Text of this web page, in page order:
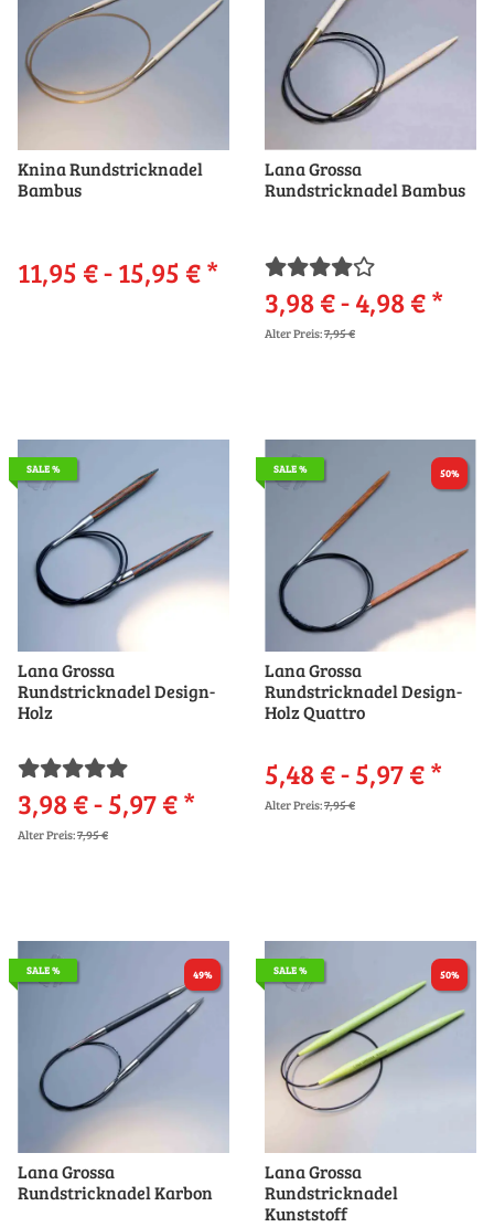
Knina Rundstricknadel
Bambus
11,95 € -15,95 €*
Lana Grossa
Rundstricknadel Bambus
3,98 € -4,98 €*
Alter Preis:7,95 €
SALE %
Lana Grossa
Rundstricknadel Design-
Holz
3,98 € -5,97 €*
Alter Preis:7,95 €
50%
SALE %
Lana Grossa
Rundstricknadel Design-
Holz Quattro
5,48 € -5,97 €*
Alter Preis:7,95 €
49%
SALE %
Lana Grossa
Rundstricknadel Karbon
50%
SALE %
Lana Grossa
Rundstricknadel
Kunststoff